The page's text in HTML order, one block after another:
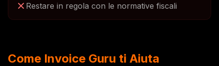
Restare in regola con le normative fiscali
Come Invoice Guru ti Aiuta